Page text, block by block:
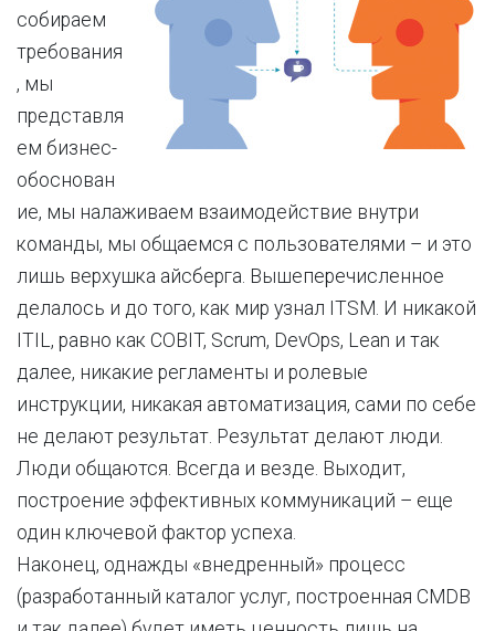
собираем
требования
, мы
представля
ем бизнес-
обоснован
ие, мы налаживаем взаимодействие внутри
команды, мы общаемся с пользователями – и это
лишь верхушка айсберга. Вышеперечисленное
делалось и до того, как мир узнал ITSM. И никакой
ITIL, равно как COBIT, Scrum, DevOps, Lean и так
далее, никакие регламенты и ролевые
инструкции, никакая автоматизация, сами по себе
не делают результат. Результат делают люди.
Люди общаются. Всегда и везде. Выходит,
построение эффективных коммуникаций – еще
один ключевой фактор успеха.
Наконец, однажды «внедренный» процесс
(разработанный каталог услуг, построенная CMDB